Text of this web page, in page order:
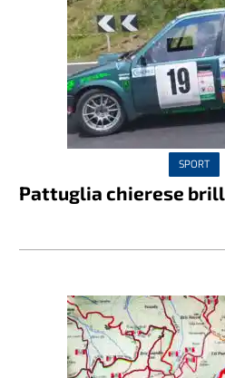
SPORT
Pattuglia chierese